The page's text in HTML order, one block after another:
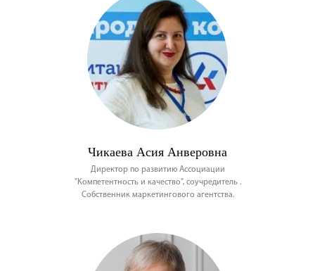
Чикаева Асия Анверовна
Директор по развитию Ассоциации
"Компетентность и качество", соучредитель .
Собственник маркетингового агентства.